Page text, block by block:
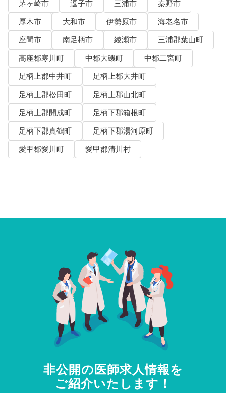
茅ヶ崎市
逗子市 三浦市
秦野市
厚木市
大和市 伊勢原市
海老名市
座間市
南足柄市 綾瀬市
三浦郡葉山町
高座郡寒川町
中郡大磯町
中郡二宮町
足柄上郡中井町
足柄上郡大井町
足柄上郡松田町
足柄上郡山北町
足柄上郡開成町
足柄下郡箱根町
足柄下郡真鶴町
足柄下郡湯河原町
愛甲郡愛川町
愛甲郡清川村
非公開の医師求人情報を
ご紹介いたします！